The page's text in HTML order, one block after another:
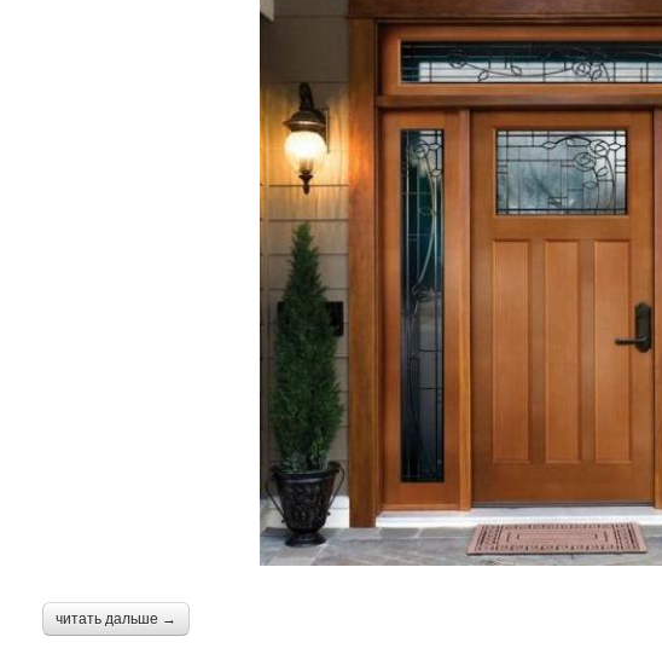
читать дальше →